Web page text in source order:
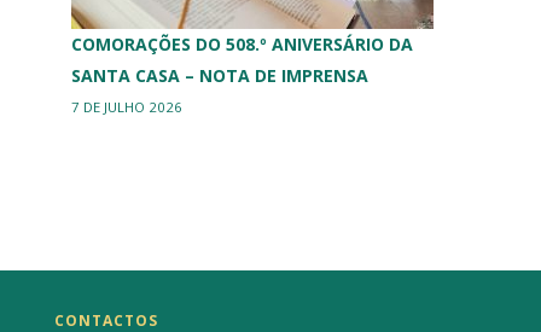
COMORAÇÕES DO 508.º ANIVERSÁRIO DA
SANTA CASA – NOTA DE IMPRENSA
7 DE JULHO 2026
CONTACTOS